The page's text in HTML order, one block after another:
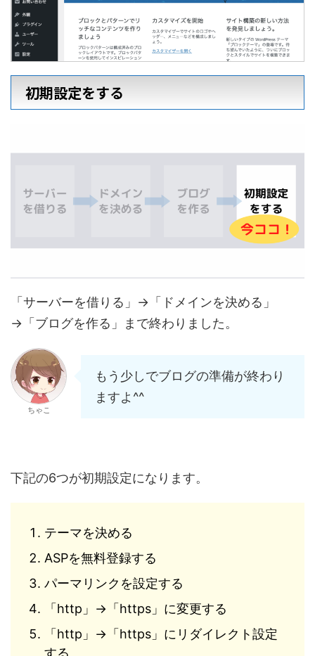
初期設定をする
「サーバーを借りる」→「ドメインを決める」
→「ブログを作る」まで終わりました。
ちゃこ
もう少しでブログの準備が終わり
ますよ^^
下記の6つが初期設定になります。
テーマを決める
ASPを無料登録する
パーマリンクを設定する
「http」→「https」に変更する
「http」→「https」にリダイレクト設定
する